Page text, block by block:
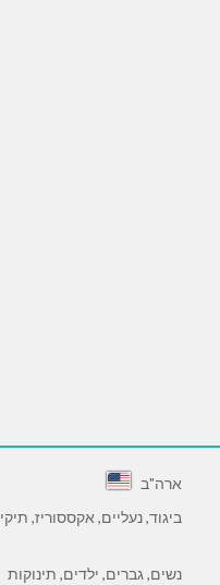
ארה"ב
ביגוד, נעליים, אקססוריז,
נשים, גברים, ילדים, תינוקות